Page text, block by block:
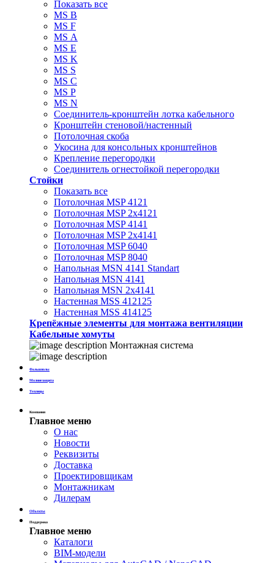
Показать все
MS В
MS F
MS А
MS Е
MS K
MS S
MS C
MS P
MS N
Соединитель-кронштейн лотка кабельного
Кронштейн стеновой/настенный
Потолочная скоба
Укосина для консольных кронштейнов
Крепление перегородки
Соединитель огнестойкой перегородки
Стойки
Показать все
Потолочная MSP 4121
Потолочная MSP 2х4121
Потолочная MSP 4141
Потолочная MSP 2х4141
Потолочная MSP 6040
Потолочная MSP 8040
Напольная MSN 4141 Standart
Напольная MSN 4141
Напольная MSN 2х4141
Настенная MSS 412125
Настенная MSS 414125
Крепёжные элементы для монтажа вентиляции
Кабельные хомуты
Монтажная система
Фальшполы
Молниезащита
Теплицы
Компания
Главное меню
О нас
Новости
Реквизиты
Доставка
Проектировщикам
Монтажникам
Дилерам
Объекты
Поддержка
Главное меню
Каталоги
BIM-модели